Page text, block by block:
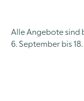
Alle Angebote sind
6. September bis